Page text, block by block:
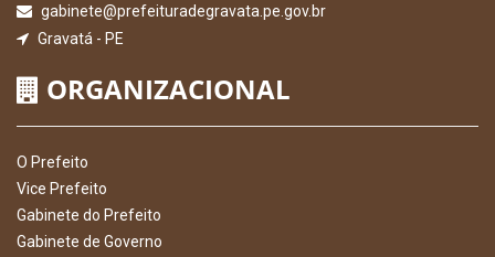
gabinete@prefeituradegravata.pe.gov.br
Gravatá - PE
ORGANIZACIONAL
O Prefeito
Vice Prefeito
Gabinete do Prefeito
Gabinete de Governo